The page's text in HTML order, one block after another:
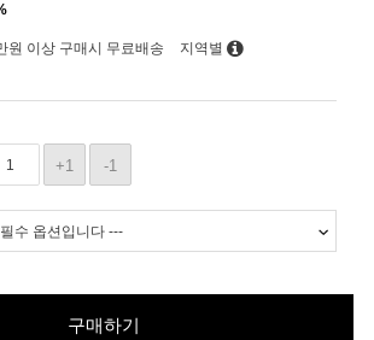
원 이상 구매시 무료배송 지역별
+1 -1
구매하기